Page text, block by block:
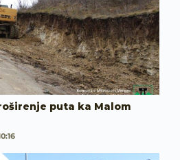
puta ka Malom